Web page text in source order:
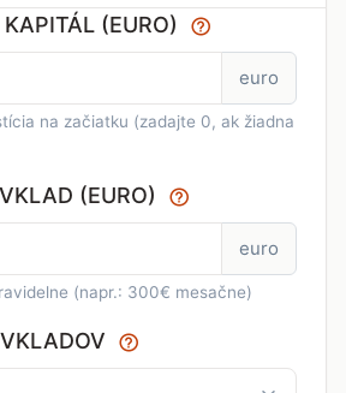
(EURO)
euro
na začiatku (zadajte 0, ak žiadna
(EURO)
euro
(napr.: 300€ mesačne)